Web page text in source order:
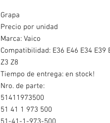
Grapa
Precio por unidad
Marca: Vaico
Compatibilidad: E36 E46 E34 E39
Z3 Z8
Tiempo de entrega: en stock!
Nro. de parte:
51411973500
51 41 1 973 500